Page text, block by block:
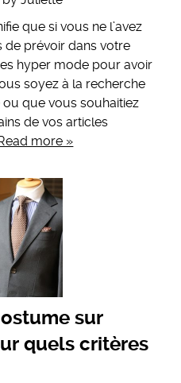
que si vous ne l’avez
de prévoir dans votre
hyper mode pour avoir
soyez à la recherche
que vous souhaitiez
de vos articles
more »
sur
quels critères